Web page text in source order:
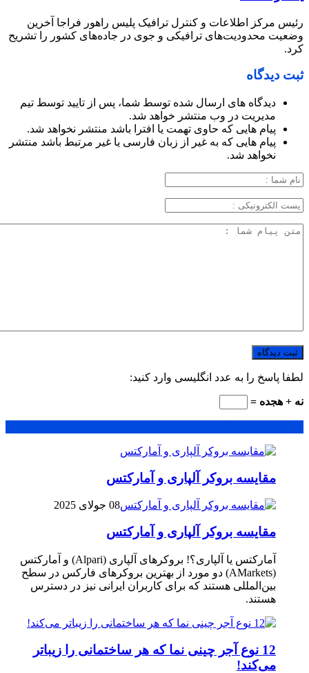
رئیس مرکز اطلاعات و کنترل ترافیک پلیس راهور فراجا آخرین
وضعیت محدودیت‌های ترافیکی و جوی در جاده‌های کشور را تشریح
کرد.
ثبت دیدگاه
دیدگاه های ارسال شده توسط شما، پس از تایید توسط تیم
مدیریت در وب منتشر خواهد شد.
پیام هایی که حاوی تهمت یا افترا باشد منتشر نخواهد شد.
پیام هایی که به غیر از زبان فارسی یا غیر مرتبط باشد منتشر
نخواهد شد.
لطفا پاسخ را به عدد انگلیسی وارد کنید:
نه + هجده =
مقایسه بروکر آلپاری و آمارکتس
08 جولای 2025
مقایسه بروکر آلپاری و آمارکتس
آمارکتس یا آلپاری؟! بروکرهای آلپاری (Alpari) و آمارکتس
(AMarkets) دو مورد از بهترین بروکرهای فارکس در سطح
بین‌المللی هستند که برای کاربران ایرانی نیز در دسترس
هستند.
12 نوع آجر چینی نما که هر ساختمانی را زیباتر
می‌کند!